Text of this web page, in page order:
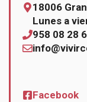
18006
Lunes a
958 08 28
Facebook